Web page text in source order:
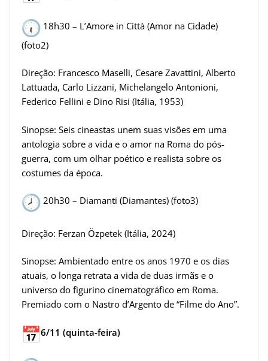
18h30 – L’Amore in Città (Amor na Cidade)
(foto2)
Direção: Francesco Maselli, Cesare Zavattini, Alberto
Lattuada, Carlo Lizzani, Michelangelo Antonioni,
Federico Fellini e Dino Risi (Itália, 1953)
Sinopse: Seis cineastas unem suas visões em uma
antologia sobre a vida e o amor na Roma do pós-
guerra, com um olhar poético e realista sobre os
costumes da época.
20h30 – Diamanti (Diamantes) (foto3)
Direção: Ferzan Özpetek (Itália, 2024)
Sinopse: Ambientado entre os anos 1970 e os dias
atuais, o longa retrata a vida de duas irmãs e o
universo do figurino cinematográfico em Roma.
Premiado com o Nastro d’Argento de “Filme do Ano”.
6/11 (quinta-feira)